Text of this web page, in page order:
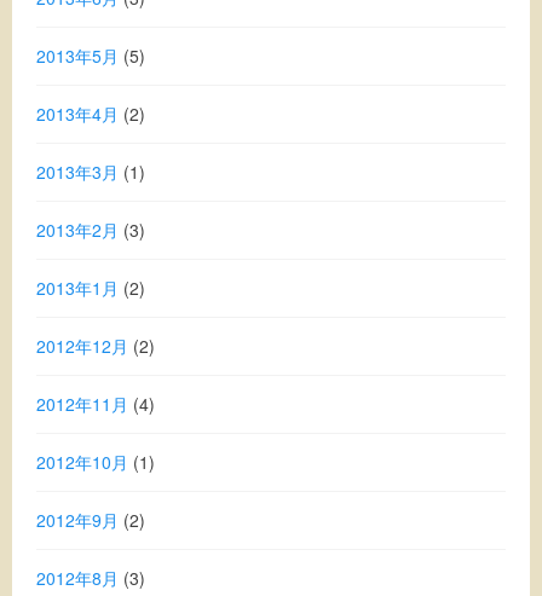
2013年5月 (5)
2013年4月 (2)
2013年3月 (1)
2013年2月 (3)
2013年1月 (2)
2012年12月 (2)
2012年11月 (4)
2012年10月 (1)
2012年9月 (2)
2012年8月 (3)